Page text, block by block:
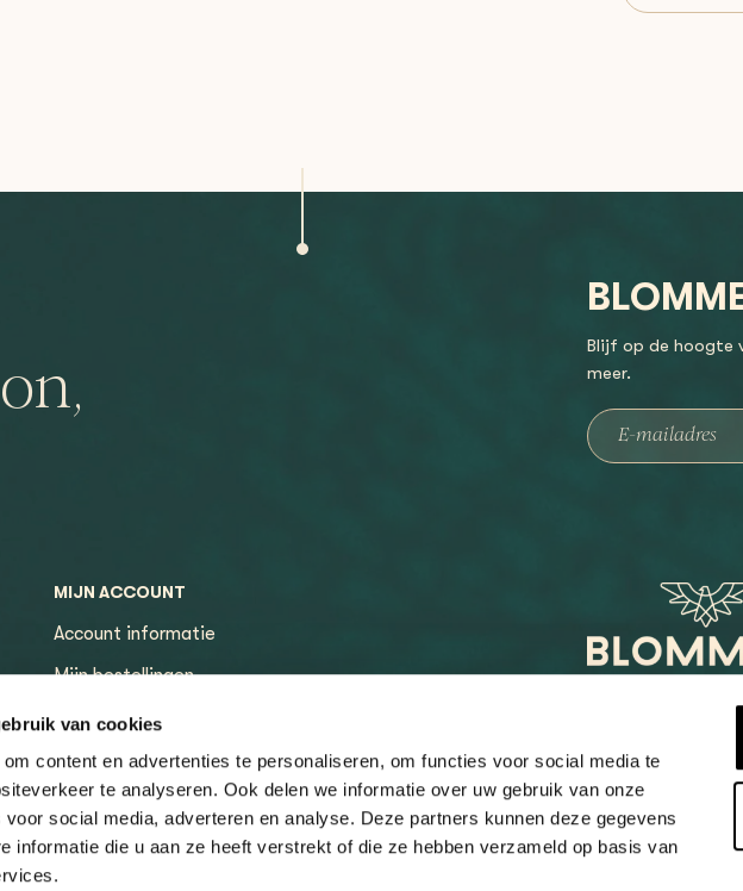
van cookies
content en advertenties te personaliseren, om functies voor social media te
te analyseren. Ook delen we informatie over uw gebruik van onze
social media, adverteren en analyse. Deze partners kunnen deze gegevens
informatie die u aan ze heeft verstrekt of die ze hebben verzameld op basis van
Blijf op de hoogte
meer.
MIJN ACCOUNT
Account informatie
Mijn bestellingen
Mijn tickets